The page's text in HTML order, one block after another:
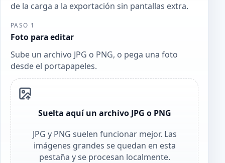
de la carga a la exportación sin pantallas extra.
PASO 1
Foto para editar
Sube un archivo JPG o PNG, o pega una foto
desde el portapapeles.
Suelta aquí un archivo JPG o PNG
JPG y PNG suelen funcionar mejor. Las
imágenes grandes se quedan en esta
pestaña y se procesan localmente.